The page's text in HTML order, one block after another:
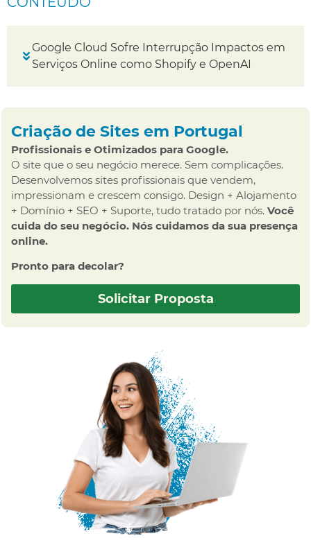
Google Cloud Sofre Interrupção Impactos em
Serviços Online como Shopify e OpenAI
Criação de Sites em Portugal
Profissionais e Otimizados para Google.
O site que o seu negócio merece. Sem complicações.
Desenvolvemos sites profissionais que vendem,
impressionam e crescem consigo. Design + Alojamento
+ Domínio + SEO + Suporte, tudo tratado por nós. Você
cuida do seu negócio. Nós cuidamos da sua presença
online.
Pronto para decolar?
Solicitar Proposta